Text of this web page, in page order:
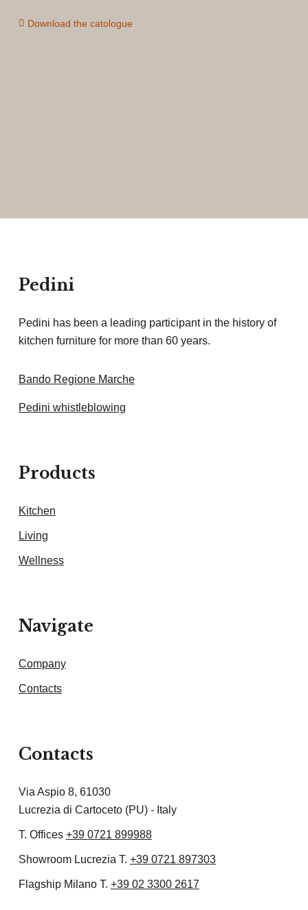
Download the catologue
Pedini
Pedini has been a leading participant in the history of
kitchen furniture for more than 60 years.
Bando Regione Marche
Pedini whistleblowing
Products
Kitchen
Living
Wellness
Navigate
Company
Contacts
Contacts
Via Aspio 8, 61030
Lucrezia di Cartoceto (PU) - Italy
T. Offices +39 0721 899988
Showroom Lucrezia T. +39 0721 897303
Flagship Milano T. +39 02 3300 2617